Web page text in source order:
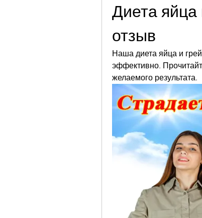
Диета яйца
отзыв
Наша диета яйца и
эффективно.
желаемого результата.